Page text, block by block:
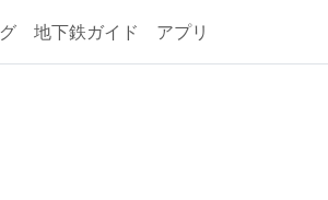
地下鉄ガイド アプリ